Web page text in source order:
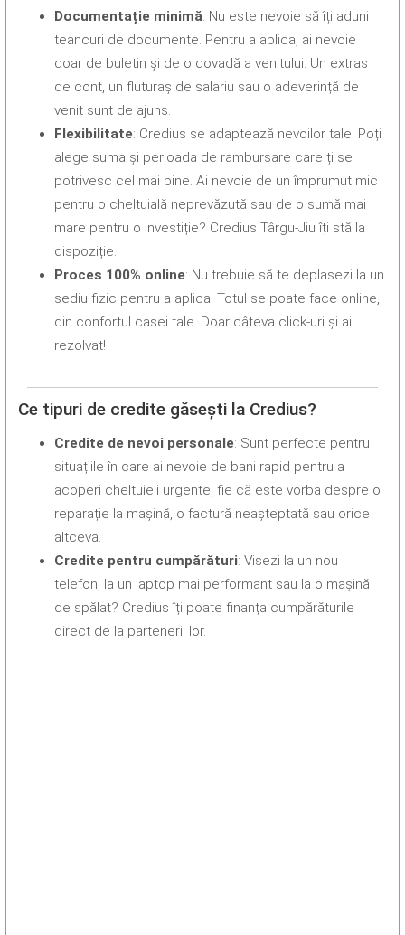
Documentație minimă: Nu este nevoie să îți aduni
teancuri de documente. Pentru a aplica, ai nevoie
doar de buletin și de o dovadă a venitului. Un extras
de cont, un fluturaș de salariu sau o adeverință de
venit sunt de ajuns.
Flexibilitate: Credius se adaptează nevoilor tale. Poți
alege suma și perioada de rambursare care ți se
potrivesc cel mai bine. Ai nevoie de un împrumut mic
pentru o cheltuială neprevăzută sau de o sumă mai
mare pentru o investiție? Credius Târgu-Jiu îți stă la
dispoziție.
Proces 100% online: Nu trebuie să te deplasezi la un
sediu fizic pentru a aplica. Totul se poate face online,
din confortul casei tale. Doar câteva click-uri și ai
rezolvat!
Ce tipuri de credite găsești la Credius?
Credite de nevoi personale: Sunt perfecte pentru
situațiile în care ai nevoie de bani rapid pentru a
acoperi cheltuieli urgente, fie că este vorba despre o
reparație la mașină, o factură neașteptată sau orice
altceva.
Credite pentru cumpărături: Visezi la un nou
telefon, la un laptop mai performant sau la o mașină
de spălat? Credius îți poate finanța cumpărăturile
direct de la partenerii lor.